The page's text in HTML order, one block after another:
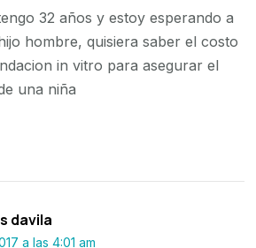
32 años y estoy esperando a
hombre, quisiera saber el costo
in vitro para asegurar el
una niña
davila
a las 4:01 am